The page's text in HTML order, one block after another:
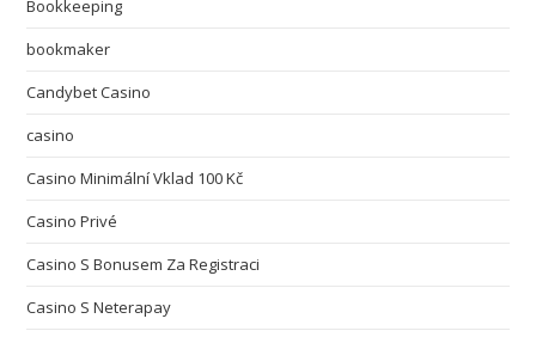
Bookkeeping
bookmaker
Candybet Casino
casino
Casino Minimální Vklad 100 Kč
Casino Privé
Casino S Bonusem Za Registraci
Casino S Neterapay